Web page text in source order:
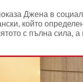
Джена в
който
с пълна сила, а